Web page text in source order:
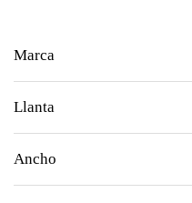
Marca
Llanta
Ancho